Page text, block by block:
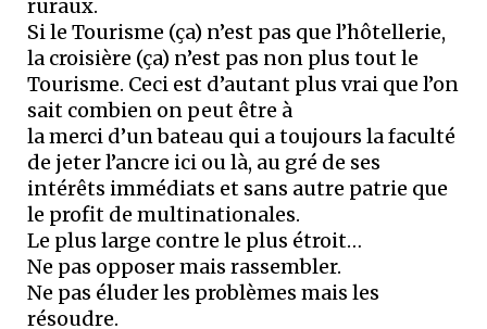
ruraux.
Si le Tourisme (ça) n’est pas que l’hôtellerie,
la croisière (ça) n’est pas non plus tout le
Tourisme. Ceci est d’autant plus vrai que l’on
sait combien on peut être à
la merci d’un bateau qui a toujours la faculté
de jeter l’ancre ici ou là, au gré de ses
intérêts immédiats et sans autre patrie que
le profit de multinationales.
Le plus large contre le plus étroit…
Ne pas opposer mais rassembler.
Ne pas éluder les problèmes mais les
résoudre.